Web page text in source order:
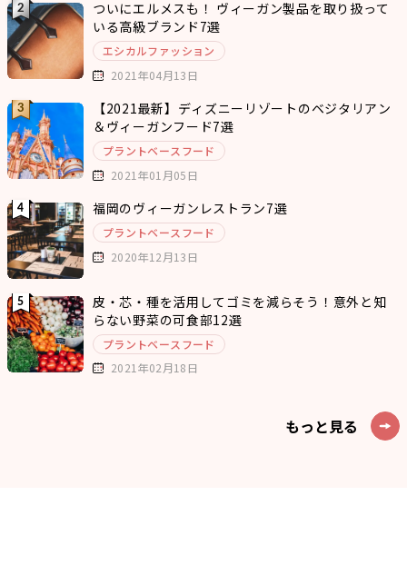
ついにエルメスも！ ヴィーガン製品を取り扱って
いる高級ブランド7選
エシカルファッション
2021年04月13日
【2021最新】ディズニーリゾートのベジタリアン
＆ヴィーガンフード7選
プラントベースフード
2021年01月05日
福岡のヴィーガンレストラン7選
プラントベースフード
2020年12月13日
皮・芯・種を活用してゴミを減らそう！意外と知
らない野菜の可食部12選
プラントベースフード
2021年02月18日
もっと見る